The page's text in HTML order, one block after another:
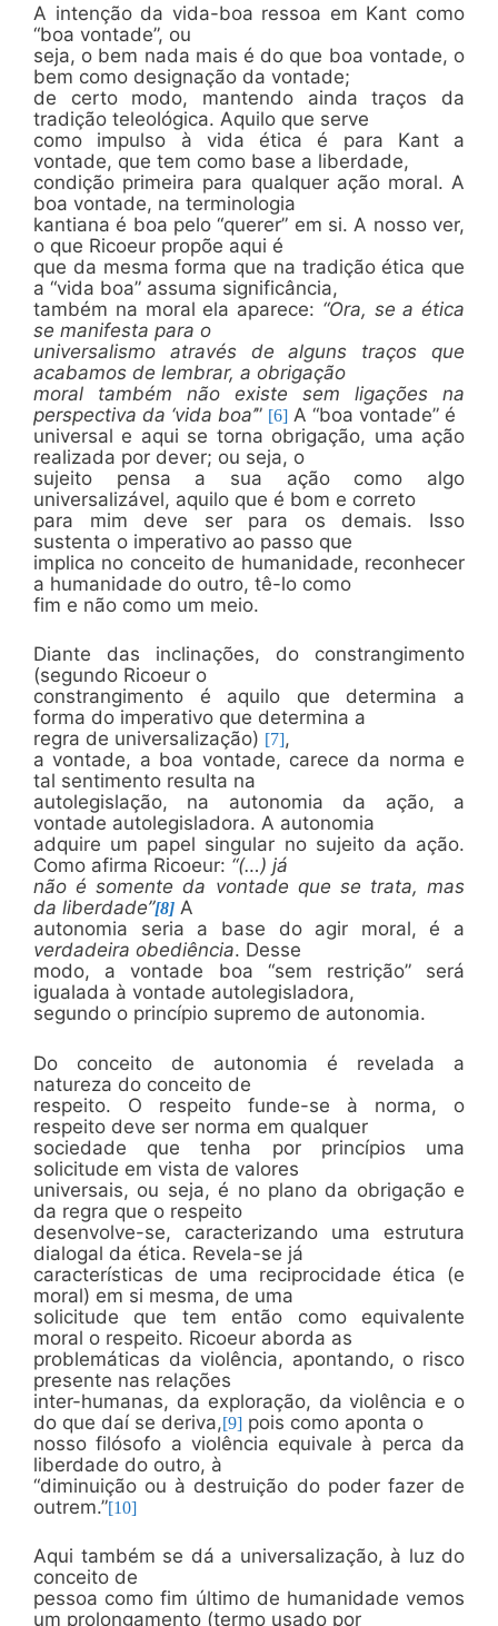
A intenção da vida-boa ressoa em Kant como
“boa vontade”, ou
seja, o bem nada mais é do que boa vontade, o
bem como designação da vontade;
de certo modo, mantendo ainda traços da
tradição teleológica. Aquilo que serve
como impulso à vida ética é para Kant a
vontade, que tem como base a liberdade,
condição primeira para qualquer ação moral. A
boa vontade, na terminologia
kantiana é boa pelo “querer” em si. A nosso ver,
o que Ricoeur propõe aqui é
que da mesma forma que na tradição ética que
a “vida boa” assuma significância,
também na moral ela aparece: “Ora, se a ética
se manifesta para o
universalismo através de alguns traços que
acabamos de lembrar, a obrigação
moral também não existe sem ligações na
perspectiva da ‘vida boa’” [6] A “boa vontade” é
universal e aqui se torna obrigação, uma ação
realizada por dever; ou seja, o
sujeito pensa a sua ação como algo
universalizável, aquilo que é bom e correto
para mim deve ser para os demais. Isso
sustenta o imperativo ao passo que
implica no conceito de humanidade, reconhecer
a humanidade do outro, tê-lo como
fim e não como um meio.
Diante das inclinações, do constrangimento
(segundo Ricoeur o
constrangimento é aquilo que determina a
forma do imperativo que determina a
regra de universalização) [7],
a vontade, a boa vontade, carece da norma e
tal sentimento resulta na
autolegislação, na autonomia da ação, a
vontade autolegisladora. A autonomia
adquire um papel singular no sujeito da ação.
Como afirma Ricoeur: “(…) já
não é somente da vontade que se trata, mas
da liberdade”[8] A
autonomia seria a base do agir moral, é a
verdadeira obediência. Desse
modo, a vontade boa “sem restrição” será
igualada à vontade autolegisladora,
segundo o princípio supremo de autonomia.
Do conceito de autonomia é revelada a
natureza do conceito de
respeito. O respeito funde-se à norma, o
respeito deve ser norma em qualquer
sociedade que tenha por princípios uma
solicitude em vista de valores
universais, ou seja, é no plano da obrigação e
da regra que o respeito
desenvolve-se, caracterizando uma estrutura
dialogal da ética. Revela-se já
características de uma reciprocidade ética (e
moral) em si mesma, de uma
solicitude que tem então como equivalente
moral o respeito. Ricoeur aborda as
problemáticas da violência, apontando, o risco
presente nas relações
inter-humanas, da exploração, da violência e o
do que daí se deriva,[9] pois como aponta o
nosso filósofo a violência equivale à perca da
liberdade do outro, à
“diminuição ou à destruição do poder fazer de
outrem.”[10]
Aqui também se dá a universalização, à luz do
conceito de
pessoa como fim último de humanidade vemos
um prolongamento (termo usado por